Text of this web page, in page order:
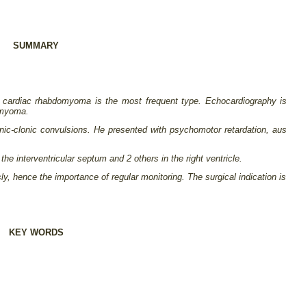
SUMMARY
rhabdomyoma is the most frequent type. Echocardiography
clonic convulsions. He presented with psychomotor retardation,
interventricular septum and 2 others in the right ventricle.
hence the importance of regular monitoring. The surgical indication
KEY WORDS